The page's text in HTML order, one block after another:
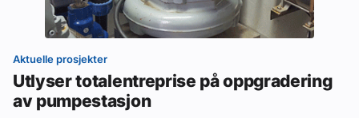
Aktuelle prosjekter
Utlyser totalentreprise på oppgradering
av pumpestasjon